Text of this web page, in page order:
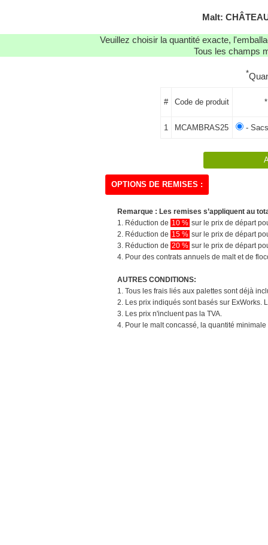
Malt:
Veuillez choisir la quantité exacte,
Tous les champs
*
# Code de produit
1 MCAMBRAS25 -
OPTIONS DE REMISES :
Remarque : Les remises s’appliquent au
1. Réduction de 10 % sur le prix de départ
2. Réduction de 15 % sur le prix de départ
3. Réduction de 20 % sur le prix de départ
4. Pour des contrats annuels de malt et de
AUTRES CONDITIONS:
1. Tous les frais liés aux palettes sont déjà
2. Les prix indiqués sont basés sur ExWorks.
3. Les prix n'incluent pas la TVA.
4. Pour le malt concassé, la quantité